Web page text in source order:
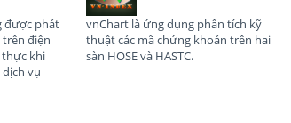
được phát
điện
thực khi
vụ
vnChart là ứng dụng phân tích kỹ
thuật các mã chứng khoán trên hai
sàn HOSE và HASTC.